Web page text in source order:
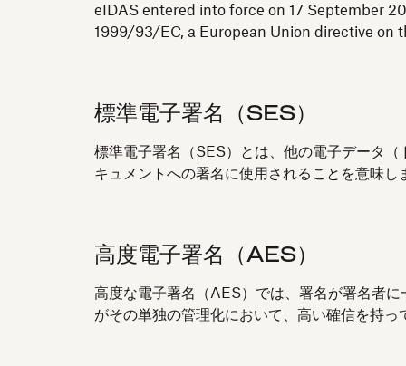
eIDAS entered into force on 17 September
1999/93/EC, a European Union directive on
標準電子署名（SES）
標準電子署名（SES）とは、他の電子データ
キュメントへの署名に使用されることを意味
高度電子署名（AES）
高度な電子署名（AES）では、署名が署名者
がその単独の管理化において、高い確信を持